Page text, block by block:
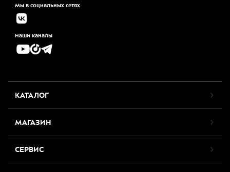
Мы в социальных сетях
Наши каналы
КАТАЛОГ
МАГАЗИН
СЕРВИС